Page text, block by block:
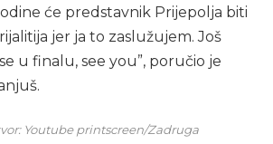
će predstavnik Prijepolja biti
jer ja to zaslužujem. Još
u finalu, see you”, poručio je
Youtube printscreen/Zadruga